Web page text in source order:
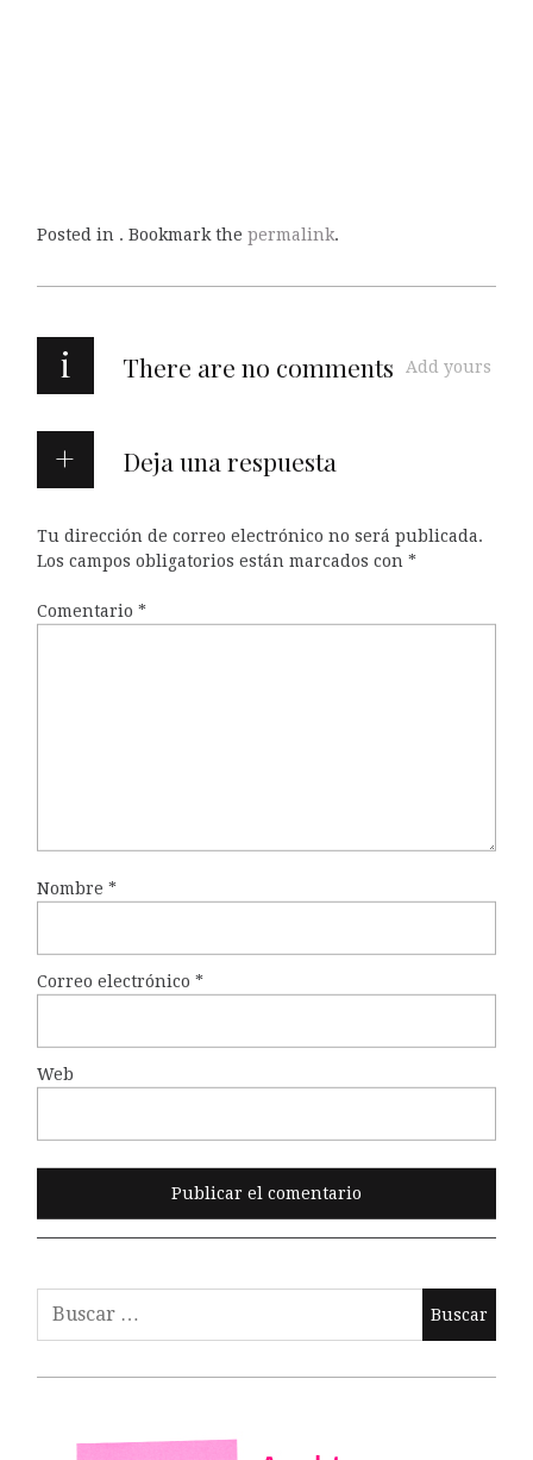
Posted in . Bookmark the permalink.
i There are no comments Add yours
Deja una respuesta
Tu dirección de correo electrónico no será publicada.
Los campos obligatorios están marcados con *
Comentario *
Nombre *
Correo electrónico *
Web